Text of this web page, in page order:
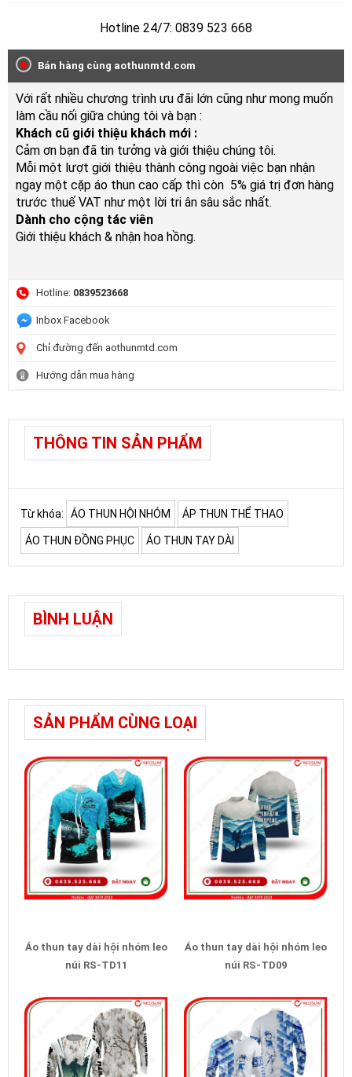
Hotline 24/7: 0839 523 668
Bán hàng cùng aothunmtd.com
Với rất nhiều chương trình ưu đãi lớn cũng như mong muốn
làm cầu nối giữa chúng tôi và bạn :
Khách cũ giới thiệu khách mới :
Cảm ơn bạn đã tin tưởng và giới thiệu chúng tôi.
Mỗi một lượt giới thiệu thành công ngoài việc bạn nhận
ngay một cặp áo thun cao cấp thì còn 5% giá trị đơn hàng
trước thuế VAT như một lời tri ân sâu sắc nhất.
Dành cho cộng tác viên
Giới thiệu khách & nhận hoa hồng.
Hotline: 0839523668
Inbox Facebook
Chỉ đường đến aothunmtd.com
Hướng dẫn mua hàng
THÔNG TIN SẢN PHẨM
Từ khóa: ÁO THUN HỘI NHÓM ÁP THUN THỂ THAO
ÁO THUN ĐỒNG PHỤC ÁO THUN TAY DÀI
BÌNH LUẬN
SẢN PHẨM CÙNG LOẠI
Áo thun tay dài hội nhóm leo
núi RS-TD11
Áo thun tay dài hội nhóm leo
núi RS-TD09